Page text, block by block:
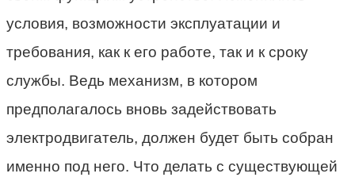
условия, возможности эксплуатации и
требования, как к его работе, так и к сроку
службы. Ведь механизм, в котором
предполагалось вновь задействовать
электродвигатель, должен будет быть собран
именно под него. Что делать с существующей